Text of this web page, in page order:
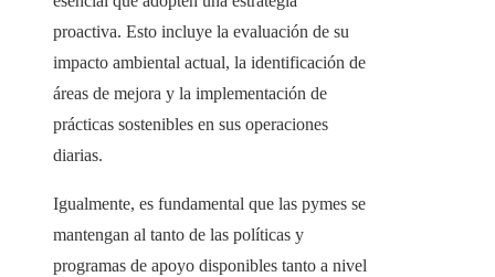
proactiva. Esto incluye la evaluación de su
impacto ambiental actual, la identificación de
áreas de mejora y la implementación de
prácticas sostenibles en sus operaciones
diarias.
Igualmente, es fundamental que las pymes se
mantengan al tanto de las políticas y
programas de apoyo disponibles tanto a nivel